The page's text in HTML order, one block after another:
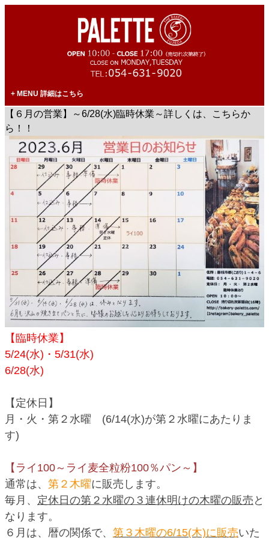
MENU 詳細はこちら
【６月の営業】～6/28(水)臨時休業～詳しくは、こちらか
ら！！
【臨時休業】
5/24(水)・5/31(水)
6/28(水)
【定休日】
月・火・第２水曜 (6/14(水)が第２水曜にあたりま
す)
【ライ100～ライ麦全粒粉100％パン～】
通常は、 第２木曜に販売します。
毎月、 定休日の第２水曜の３連休明けの木曜の販売 と
なります。
６月は、暦の関係で、 第３木曜の6/15(木)に販売いた